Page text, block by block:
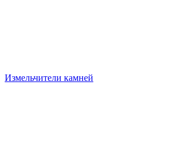
Измельчители камней